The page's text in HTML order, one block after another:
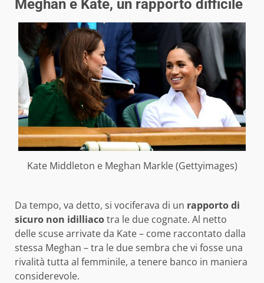
Meghan e Kate, un rapporto difficile
Kate Middleton e Meghan Markle (Gettyimages)
Da tempo, va detto, si vociferava di un rapporto di
sicuro non idilliacotra le due cognate. Al netto
delle scuse arrivate da Kate – come raccontato dalla
stessa Meghan – tra le due sembra che vi fosse una
rivalità tutta al femminile, a tenere banco in maniera
considerevole.